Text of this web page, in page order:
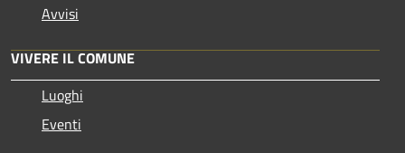
Avvisi
VIVERE IL COMUNE
Luoghi
Eventi